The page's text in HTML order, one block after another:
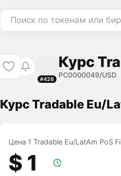
Поиск по токенам или
#426
Курс
PC0000049/USD
Курс Tradable Eu/
Цена 1 Tradable Eu/LatAm PoS
$ 1